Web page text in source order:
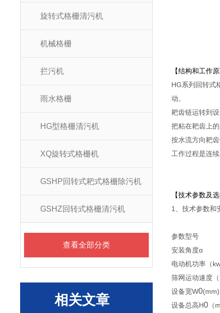
旋转式格栅清污机
机械格栅
拦污机
雨水格栅
HG型格栅清污机
XQ旋转式格栅机
GSHP回转式耙式格栅除污机
GSHZ回转式格栅清污机
查看全部分类
相关文章
【结构和工作
HG系列回转式格
动。
耙齿链运转到设
把粘在耙齿上的
按水流方向耙齿
工作过程是连续的
【技术参数及
1、技术参数
参数型号
安装角度α
电动机功率（
筛网运动速度
设备宽W0(mm)
设备总高H0 （